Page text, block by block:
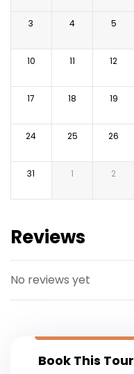
3 4 5
10 11 12
17 18 19
24 25 26
31 1 2
Reviews
No reviews yet
Book This Tour